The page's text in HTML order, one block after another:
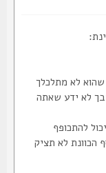
לא מתלכלך
ידע שאתה
לא תציק